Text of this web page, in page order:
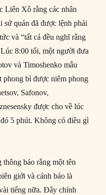
Liên Xô rằng các nhân
sứ quán đã được lệnh phải
và “tất cả đều nghĩ rằng
8:00 tối, một người đưa
và Timoshenko mẫu
phong bì được niêm phong
Safonov,
được cho về lúc
5 phút. Không có điều gì
báo rằng một tên
giới và cảnh báo là
tiếng nữa. Đây chính